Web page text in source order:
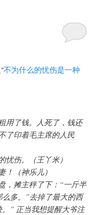
不为什么的忧伤是一种
用了钱。人死了，钱还
了印着毛主席的人民
伤。（王丫米）
（神乐儿）
，摊主秤了下：“一斤半
多。”去掉了最大的西
” 正当我想提醒大爷注